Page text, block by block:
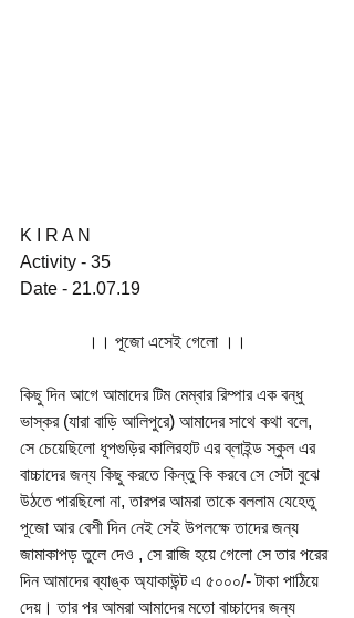
K I R A N
Activity - 35
Date - 21.07.19
               ।। পূজো এসেই গেলো ।।
কিছু দিন আগে আমাদের টিম মেম্বার রিম্পার এক বন্ধু
ভাস্কর (যারা বাড়ি আলিপুরে) আমাদের সাথে কথা বলে,
সে চেয়েছিলো ধূপগুড়ির কালিরহাট এর ব্লাইন্ড স্কুল এর
বাচ্চাদের জন্য কিছু করতে কিন্তু কি করবে সে সেটা বুঝে
উঠতে পারছিলো না, তারপর আমরা তাকে বললাম যেহেতু
পূজো আর বেশী দিন নেই সেই উপলক্ষে তাদের জন্য
জামাকাপড় তুলে দেও , সে রাজি হয়ে গেলো সে তার পরের
দিন আমাদের ব্যাঙ্ক অ্যাকাউন্ট এ ৫০০০/- টাকা পাঠিয়ে
দেয়। তার পর আমরা আমাদের মতো বাচ্চাদের জন্য